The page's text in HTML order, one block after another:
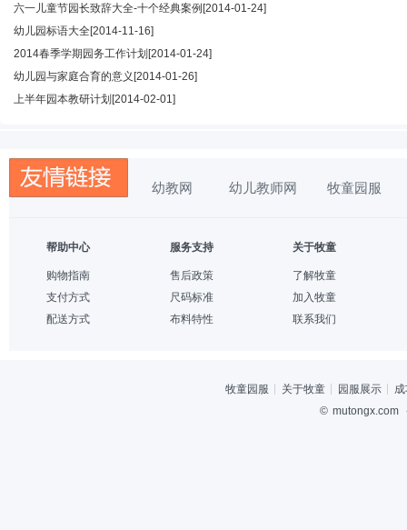
六一儿童节园长致辞大全-十个经典案例 [2014-01-24]
幼儿园标语大全[2014-11-16]
2014春季学期园务工作计划 [2014-01-24]
幼儿园与家庭合育的意义 [2014-01-26]
上半年园本教研计划 [2014-02-01]
幼教网 幼儿教师网 牧童园服
帮助中心
购物指南
支付方式
配送方式
服务支持
售后政策
尺码标准
布料特性
关于牧童
了解牧童
加入牧童
联系我们
牧童园服 关于牧童 园服展示
© mutongx.com